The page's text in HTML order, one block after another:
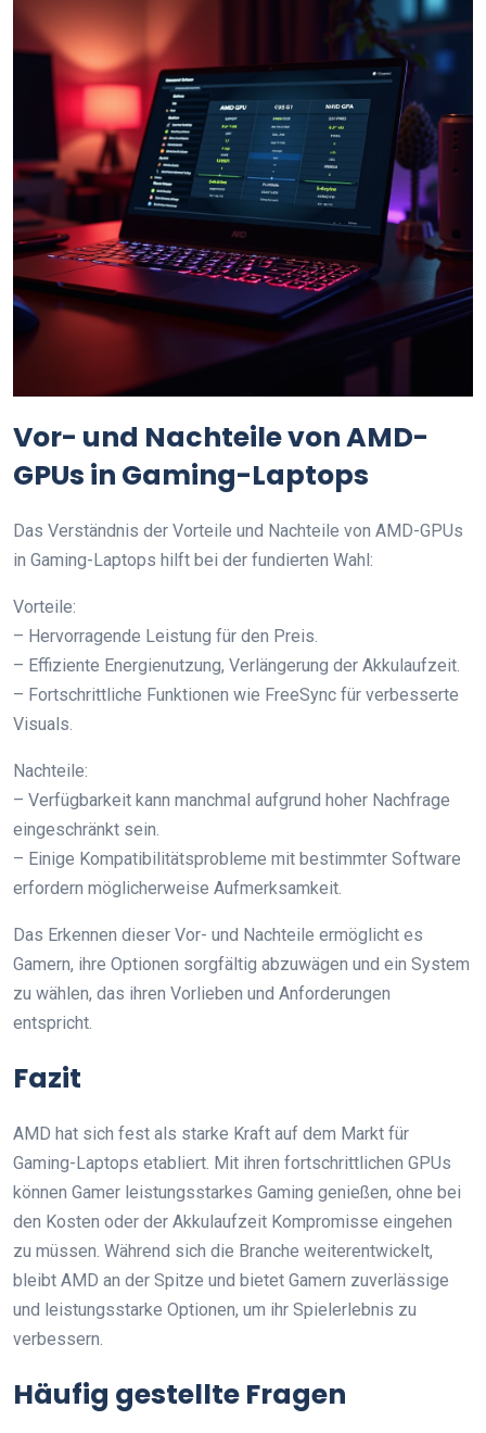
Vor- und Nachteile von AMD-
GPUs in Gaming-Laptops
Das Verständnis der Vorteile und Nachteile von AMD-GPUs
in Gaming-Laptops hilft bei der fundierten Wahl:
Vorteile:
– Hervorragende Leistung für den Preis.
– Effiziente Energienutzung, Verlängerung der Akkulaufzeit.
– Fortschrittliche Funktionen wie FreeSync für verbesserte
Visuals.
Nachteile:
– Verfügbarkeit kann manchmal aufgrund hoher Nachfrage
eingeschränkt sein.
– Einige Kompatibilitätsprobleme mit bestimmter Software
erfordern möglicherweise Aufmerksamkeit.
Das Erkennen dieser Vor- und Nachteile ermöglicht es
Gamern, ihre Optionen sorgfältig abzuwägen und ein System
zu wählen, das ihren Vorlieben und Anforderungen
entspricht.
Fazit
AMD hat sich fest als starke Kraft auf dem Markt für
Gaming-Laptops etabliert. Mit ihren fortschrittlichen GPUs
können Gamer leistungsstarkes Gaming genießen, ohne bei
den Kosten oder der Akkulaufzeit Kompromisse eingehen
zu müssen. Während sich die Branche weiterentwickelt,
bleibt AMD an der Spitze und bietet Gamern zuverlässige
und leistungsstarke Optionen, um ihr Spielerlebnis zu
verbessern.
Häufig gestellte Fragen